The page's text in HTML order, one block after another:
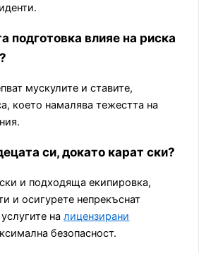
подготовка влияе на риска
мускулите и ставите,
което намалява тежестта на
си, докато карат ски?
и подходяща екипировка,
и осигурете непрекъснат
налицензирани
безопасност.